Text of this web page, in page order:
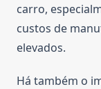
carro,
custos de
elevados.
Há também o